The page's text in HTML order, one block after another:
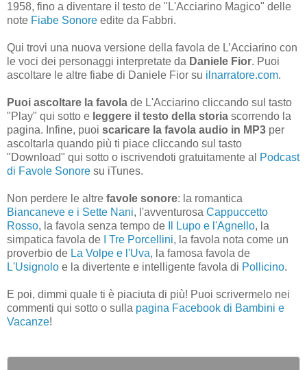
1958, fino a diventare il testo de "L'Acciarino Magico" delle
note Fiabe Sonore edite da Fabbri.
Qui trovi una nuova versione della favola de L’Acciarino con
le voci dei personaggi interpretate da Daniele Fior. Puoi
ascoltare le altre fiabe di Daniele Fior su ilnarratore.com.
Puoi ascoltare la favola de L'Acciarino cliccando sul tasto
"Play" qui sotto e leggere il testo della storia scorrendo la
pagina. Infine, puoi scaricare la favola audio in MP3 per
ascoltarla quando più ti piace cliccando sul tasto
"Download" qui sotto o iscrivendoti gratuitamente al
Podcast
di Favole Sonore su iTunes.
Non perdere le altre favole sonore: la romantica
Biancaneve e i Sette Nani, l'avventurosa Cappuccetto
Rosso, la favola senza tempo de Il Lupo e l'Agnello, la
simpatica favola de
I Tre Porcellini, la favola nota come un
proverbio de La Volpe e l'Uva, la famosa favola de
L'Usignolo e la divertente e intelligente favola di Pollicino.
E poi, dimmi quale ti è piaciuta di più! Puoi scrivermelo nei
commenti qui sotto o sulla pagina Facebook di Bambini e
Vacanze!